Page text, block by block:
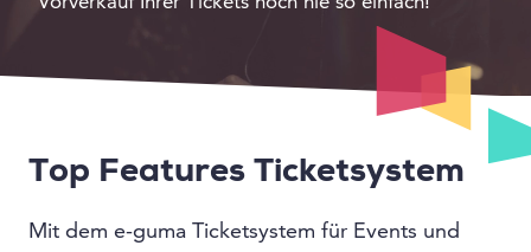
Top Features Ticketsystem
Mit dem e-guma Ticketsystem für Events und